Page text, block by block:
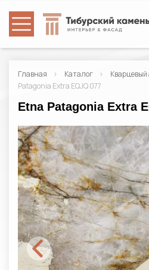
Главная Каталог
Patagonia Extra EQJQ 077
Etna Patagonia Extra